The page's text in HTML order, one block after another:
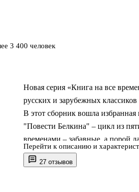
27 отзывов
Новая серия «Книга на все
русских и зарубежных
В этот сборник вошла
"Повести Белкина" – цикл из
временами – забавные, а порой
истории о любви, мести,
– увлекательный роман-
Перейти к описанию и
3 400 человек